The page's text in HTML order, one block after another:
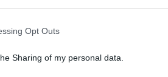
Opt Outs
Sharing of my personal data.